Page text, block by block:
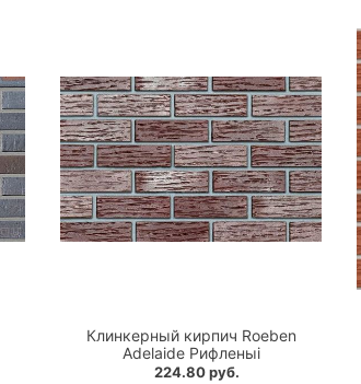
Клинкерный кирпич Roeben
Adelaide Рифленыi
224.80 руб.